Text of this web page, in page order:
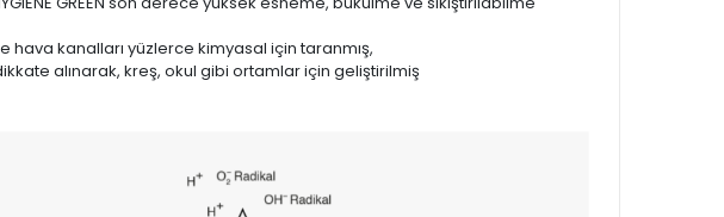
hava kanalları yüzlerce kimyasal için taranmış,
alınarak, kreş, okul gibi ortamlar için geliştirilmiş